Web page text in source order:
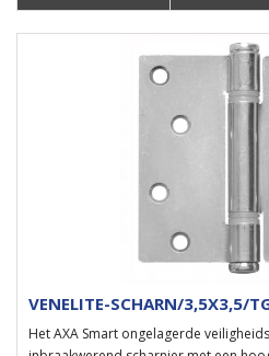
VENELITE-SCHARN/3,5X3,5/
Het AXA Smart ongelagerde